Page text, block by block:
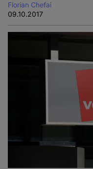
Florian Chefai
09.10.2017